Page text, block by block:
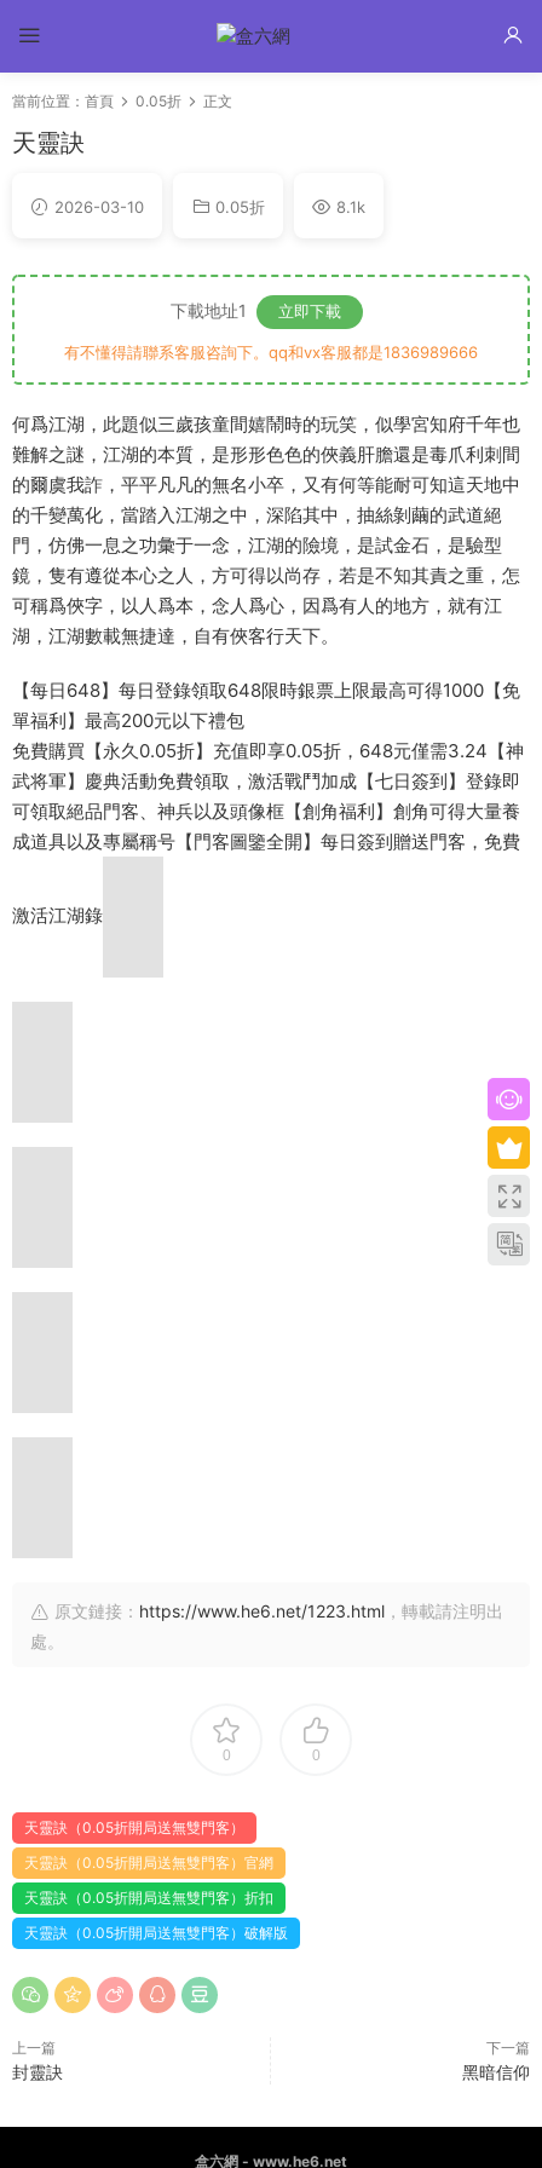
當前位置： 首頁 0.05折 正文
天靈訣
2026-03-10 0.05折 8.1k
下載地址1 立即下載
有不懂得請聯系客服咨詢下。qq和vx客服都是1836989666
何爲江湖，此題似三歲孩童間嬉鬧時的玩笑，似學宮知府千年也
難解之謎，江湖的本質，是形形色色的俠義肝膽還是毒爪利刺間
的爾虞我詐，平平凡凡的無名小卒，又有何等能耐可知這天地中
的千變萬化，當踏入江湖之中，深陷其中，抽絲剝繭的武道絕
門，仿佛一息之功彙于一念，江湖的險境，是試金石，是驗型
鏡，隻有遵從本心之人，方可得以尚存，若是不知其責之重，怎
可稱爲俠字，以人爲本，念人爲心，因爲有人的地方，就有江
湖，江湖數載無捷達，自有俠客行天下。
【每日648】每日登錄領取648限時銀票上限最高可得1000【免
單福利】最高200元以下禮包
免費購買【永久0.05折】充值即享0.05折，648元僅需3.24【神
武将軍】慶典活動免費領取，激活戰鬥加成【七日簽到】登錄即
可領取絕品門客、神兵以及頭像框【創角福利】創角可得大量養
成道具以及專屬稱号【門客圖鑒全開】每日簽到贈送門客，免費
激活江湖錄
原文鏈接： https://www.he6.net/1223.html ，轉載請注明出
處。
0 0
天靈訣（0.05折開局送無雙門客）
天靈訣（0.05折開局送無雙門客）官網
天靈訣（0.05折開局送無雙門客）折扣
天靈訣（0.05折開局送無雙門客）破解版
上一篇
封靈訣
下一篇
黑暗信仰
盒六網 - www.he6.net